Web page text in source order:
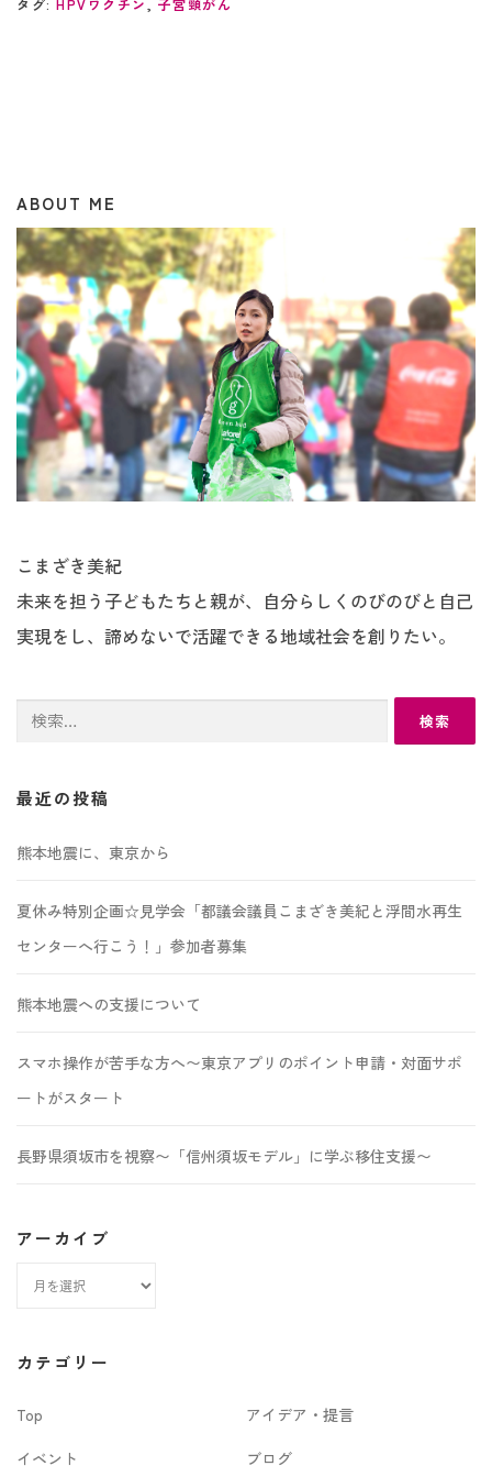
タグ: HPVワクチン , 子宮頸がん
ABOUT ME
こまざき美紀
未来を担う子どもたちと親が、自分らしくのびのびと自己
実現をし、諦めないで活躍できる地域社会を創りたい。
検
最近の投稿
熊本地震に、東京から
夏休み特別企画☆見学会「都議会議員こまざき美紀と浮間水再生
センターへ行こう！」参加者募集
熊本地震への支援について
スマホ操作が苦手な方へ〜東京アプリのポイント申請・対面サポ
ートがスタート
長野県須坂市を視察〜「信州須坂モデル」に学ぶ移住支援〜
アーカイブ
カ
ブ
カテゴリー
Top
アイデア・提言
イベント
ブログ